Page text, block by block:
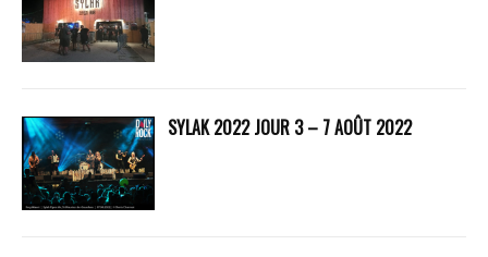
SYLAK 2022 JOUR 3 – 7 AOÛT 2022